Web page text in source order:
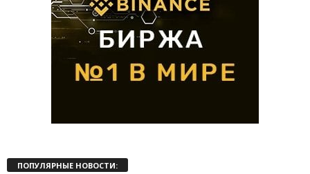
ПОПУЛЯРНЫЕ НОВОСТИ: